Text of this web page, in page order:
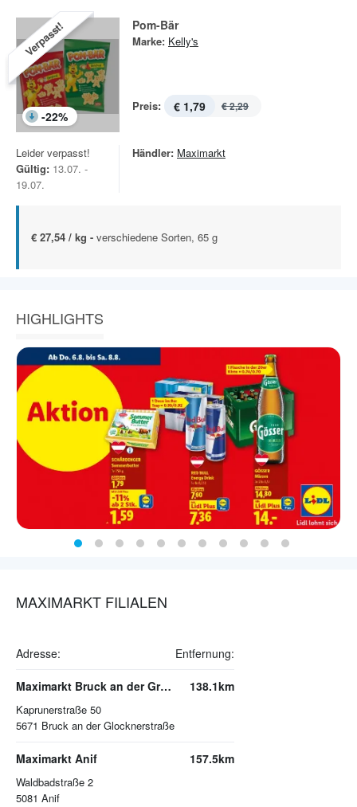
Verpasst!
-22%
Pom-Bär
Marke: Kelly's
Preis: € 1,79 € 2,29
Leider verpasst!
Gültig: 13.07. -
19.07.
Händler: Maximarkt
€ 27,54 / kg - verschiedene Sorten, 65 g
HIGHLIGHTS
MAXIMARKT FILIALEN
Adresse: Entfernung:
Maximarkt Bruck an der Großglocknerstraße
Kaprunerstraße 50
5671 Bruck an der Glocknerstraße
138.1km
Maximarkt Anif
Waldbadstraße 2
5081 Anif
157.5km